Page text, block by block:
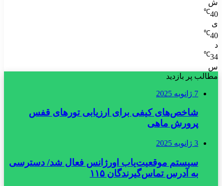
ش
40
℃
ی
40
℃
د
34
℃
س
مطالب پر بازدید
7 ژانویه 2025
شاخص‌های کیفی برای ارزیابی تورهای قفس
پرورش ماهی
3 ژانویه 2025
سیستم موقعیت‌یاب اورژانس فعال شد/ دسترسی
به آدرس تماس‌گیرندگان ۱۱۵